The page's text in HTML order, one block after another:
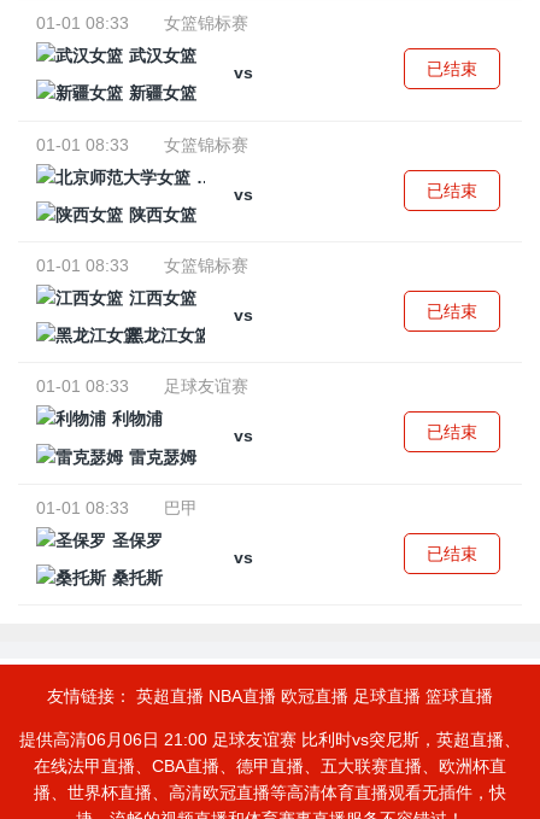
01-01 08:33
女篮锦标赛
武汉女篮
vs
新疆女篮
已结束
01-01 08:33
女篮锦标赛
北京师范大学女篮
vs
陕西女篮
已结束
01-01 08:33
女篮锦标赛
江西女篮
vs
黑龙江女篮
已结束
01-01 08:33
足球友谊赛
利物浦
vs
雷克瑟姆
已结束
01-01 08:33
巴甲
圣保罗
vs
桑托斯
已结束
友情链接： 英超直播 NBA直播 欧冠直播 足球直播 篮球直播
提供高清06月06日 21:00 足球友谊赛 比利时vs突尼斯，英超直播、
在线法甲直播、CBA直播、德甲直播、五大联赛直播、欧洲杯直
播、世界杯直播、高清欧冠直播等高清体育直播观看无插件，快